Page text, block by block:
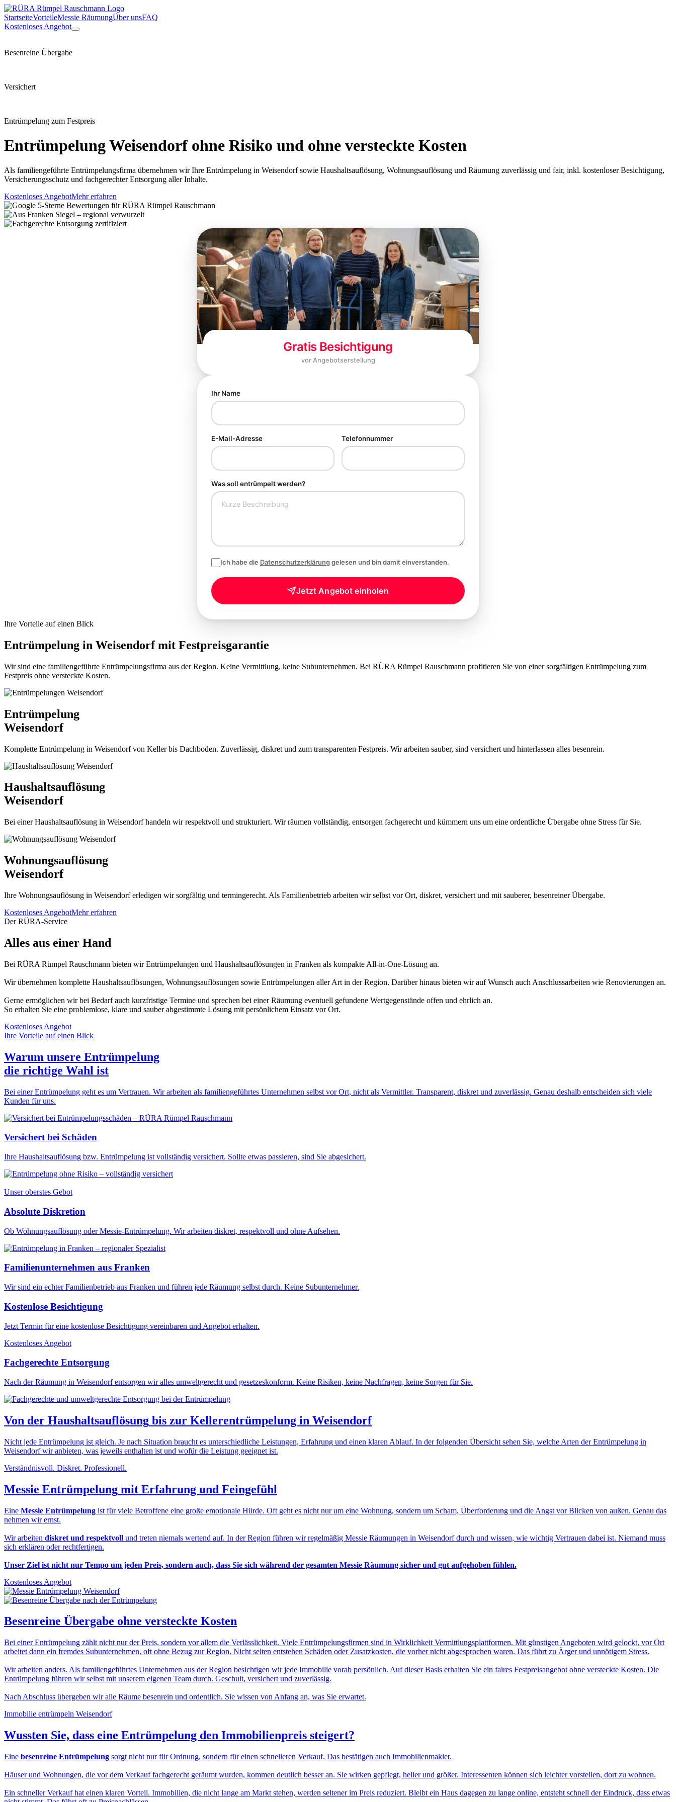
StartseiteVorteileMessie RäumungÜber unsFAQ
Kostenloses Angebot
Besenreine Übergabe
Versichert
Entrümpelung zum Festpreis
EntrümpelungWeisendorf ohne Risiko und ohne versteckte Kosten
Als familiengeführte Entrümpelungsfirma übernehmen wir Ihre Entrümpelung in Weisendorf sowie Haushaltsauflösung, Wohnungsauflösung und Räumung zuverlässig und fair, inkl. kostenloser Besichtigung,
Versicherungsschutz und fachgerechter Entsorgung aller Inhalte.
Kostenloses AngebotMehr erfahren
Gratis Besichtigung
vor Angebotserstellung
Ihr Name
E-Mail-Adresse Telefonnummer
Was soll entrümpelt werden?
Ich habe die Datenschutzerklärunggelesen und bin damit einverstanden.
Jetzt Angebot einholen
Ihre Vorteile auf einen Blick
Entrümpelung in Weisendorf mit Festpreisgarantie
Wir sind eine familiengeführte Entrümpelungsfirma aus der Region. Keine Vermittlung, keine Subunternehmen. Bei RÜRA Rümpel Rauschmann profitieren Sie von einer sorgfältigen Entrümpelung zum
Festpreis ohne versteckte Kosten.
Entrümpelung
Weisendorf
Komplette Entrümpelung in Weisendorf von Keller bis Dachboden. Zuverlässig, diskret und zum transparenten Festpreis. Wir arbeiten sauber, sind versichert und hinterlassen alles besenrein.
Haushaltsauflösung
Weisendorf
Bei einer Haushaltsauflösung in Weisendorf handeln wir respektvoll und strukturiert. Wir räumen vollständig, entsorgen fachgerecht und kümmern uns um eine ordentliche Übergabe ohne Stress für Sie.
Wohnungsauflösung
Weisendorf
Ihre Wohnungsauflösung in Weisendorf erledigen wir sorgfältig und termingerecht. Als Familienbetrieb arbeiten wir selbst vor Ort, diskret, versichert und mit sauberer, besenreiner Übergabe.
Kostenloses AngebotMehr erfahren
Der RÜRA-Service
Alles aus einer Hand
Bei RÜRA Rümpel Rauschmann bieten wir Entrümpelungen und Haushaltsauflösungen in Franken als kompakte All-in-One-Lösung an.
Wir übernehmen komplette Haushaltsauflösungen, Wohnungsauflösungen sowie Entrümpelungen aller Art in der Region. Darüber hinaus bieten wir auf Wunsch auch Anschlussarbeiten wie Renovierungen an.
Gerne ermöglichen wir bei Bedarf auch kurzfristige Termine und sprechen bei einer Räumung eventuell gefundene Wertgegenstände offen und ehrlich an.
So erhalten Sie eine problemlose, klare und sauber abgestimmte Lösung mit persönlichem Einsatz vor Ort.
Kostenloses Angebot
Ihre Vorteile auf einen Blick
Warum unsere Entrümpelung
die richtige Wahl ist
Bei einer Entrümpelung geht es um Vertrauen. Wir arbeiten als familiengeführtes Unternehmen selbst vor Ort, nicht als Vermittler. Transparent, diskret und zuverlässig. Genau deshalb entscheiden sich viele
Kunden für uns.
Versichert bei Schäden
Ihre Haushaltsauflösung bzw. Entrümpelung ist vollständig versichert. Sollte etwas passieren, sind Sie abgesichert.
Unser oberstes Gebot
Absolute Diskretion
Ob Wohnungsauflösung oder Messie-Entrümpelung. Wir arbeiten diskret, respektvoll und ohne Aufsehen.
Familienunternehmen aus Franken
Wir sind ein echter Familienbetrieb aus Franken und führen jede Räumung selbst durch. Keine Subunternehmer.
Kostenlose Besichtigung
Jetzt Termin für eine kostenlose Besichtigung vereinbaren und Angebot erhalten.
Kostenloses Angebot
Fachgerechte Entsorgung
Nach der Räumung in Weisendorf entsorgen wir alles umweltgerecht und gesetzeskonform. Keine Risiken, keine Nachfragen, keine Sorgen für Sie.
Von der Haushaltsauflösung bis zur Kellerentrümpelung in Weisendorf
Nicht jede Entrümpelung ist gleich. Je nach Situation braucht es unterschiedliche Leistungen, Erfahrung und einen klaren Ablauf. In der folgenden Übersicht sehen Sie, welche Arten der Entrümpelung in
Weisendorf wir anbieten, was jeweils enthalten ist und wofür die Leistung geeignet ist.
Verständnisvoll. Diskret. Professionell.
Messie Entrümpelung mit Erfahrung und Feingefühl
Eine Messie Entrümpelung ist für viele Betroffene eine große emotionale Hürde. Oft geht es nicht nur um eine Wohnung, sondern um Scham, Überforderung und die Angst vor Blicken von außen. Genau das
nehmen wir ernst.
Wir arbeiten diskret und respektvoll und treten niemals wertend auf. In der Region führen wir regelmäßig Messie Räumungen in Weisendorf durch und wissen, wie wichtig Vertrauen dabei ist. Niemand muss
sich erklären oder rechtfertigen.
Unser Ziel ist nicht nur Tempo um jeden Preis, sondern auch, dass Sie sich während der gesamten Messie Räumung sicher und gut aufgehoben fühlen.
Kostenloses Angebot
Besenreine Übergabe ohne versteckte Kosten
Bei einer Entrümpelung zählt nicht nur der Preis, sondern vor allem die Verlässlichkeit. Viele Entrümpelungsfirmen sind in Wirklichkeit Vermittlungsplattformen. Mit günstigen Angeboten wird gelockt, vor Ort
arbeitet dann ein fremdes Subunternehmen, oft ohne Bezug zur Region. Nicht selten entstehen Schäden oder Zusatzkosten, die vorher nicht abgesprochen waren. Das führt zu Ärger und unnötigem Stress.
Wir arbeiten anders. Als familiengeführtes Unternehmen aus der Region besichtigen wir jede Immobilie vorab persönlich. Auf dieser Basis erhalten Sie ein faires Festpreisangebot ohne versteckte Kosten. Die
Entrümpelung führen wir selbst mit unserem eigenen Team durch. Geschult, versichert und zuverlässig.
Nach Abschluss übergeben wir alle Räume besenrein und ordentlich. Sie wissen von Anfang an, was Sie erwartet.
Immobilie entrümpeln Weisendorf
Wussten Sie, dass eine Entrümpelung den Immobilienpreis steigert?
Eine besenreine Entrümpelung sorgt nicht nur für Ordnung, sondern für einen schnelleren Verkauf. Das bestätigen auch Immobilienmakler.
Häuser und Wohnungen, die vor dem Verkauf fachgerecht geräumt wurden, kommen deutlich besser an. Sie wirken gepflegt, heller und größer. Interessenten können sich leichter vorstellen, dort zu wohnen.
Ein schneller Verkauf hat einen klaren Vorteil. Immobilien, die nicht lange am Markt stehen, werden seltener im Preis reduziert. Bleibt ein Haus dagegen zu lange online, entsteht schnell der Eindruck, dass etwas